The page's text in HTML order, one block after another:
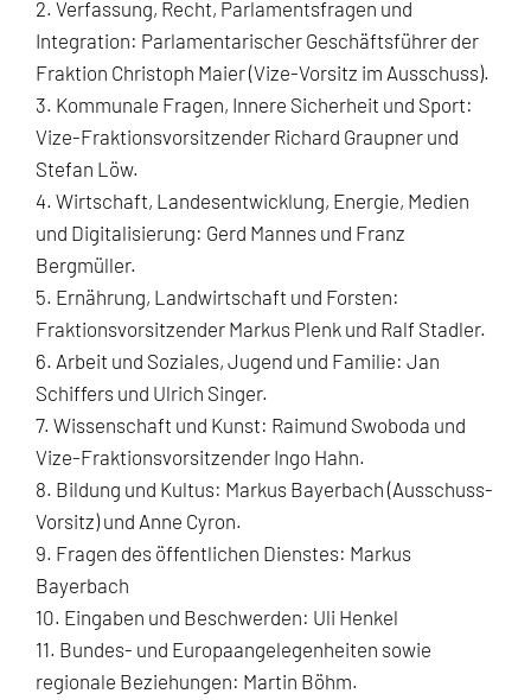
2. Verfassung, Recht, Parlamentsfragen und
Integration: Parlamentarischer Geschäftsführer der
Fraktion Christoph Maier (Vize-Vorsitz im Ausschuss).
3. Kommunale Fragen, Innere Sicherheit und Sport:
Vize-Fraktionsvorsitzender Richard Graupner und
Stefan Löw.
4. Wirtschaft, Landesentwicklung, Energie, Medien
und Digitalisierung: Gerd Mannes und Franz
Bergmüller.
5. Ernährung, Landwirtschaft und Forsten:
Fraktionsvorsitzender Markus Plenk und Ralf Stadler.
6. Arbeit und Soziales, Jugend und Familie: Jan
Schiffers und Ulrich Singer.
7. Wissenschaft und Kunst: Raimund Swoboda und
Vize-Fraktionsvorsitzender Ingo Hahn.
8. Bildung und Kultus: Markus Bayerbach (Ausschuss-
Vorsitz) und Anne Cyron.
9. Fragen des öffentlichen Dienstes: Markus
Bayerbach
10. Eingaben und Beschwerden: Uli Henkel
11. Bundes- und Europaangelegenheiten sowie
regionale Beziehungen: Martin Böhm.